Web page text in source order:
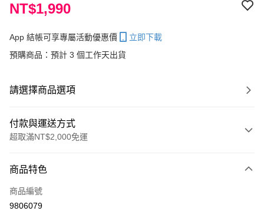
NT$1,990
App 結帳可享專屬活動優惠價
立即下載
預購商品：預計 3 個工作天出貨
請選擇商品選項
付款與運送方式
超取滿NT$2,000免運
信用卡一次付款
超商取貨付款
商品特色
商品編號
9806079